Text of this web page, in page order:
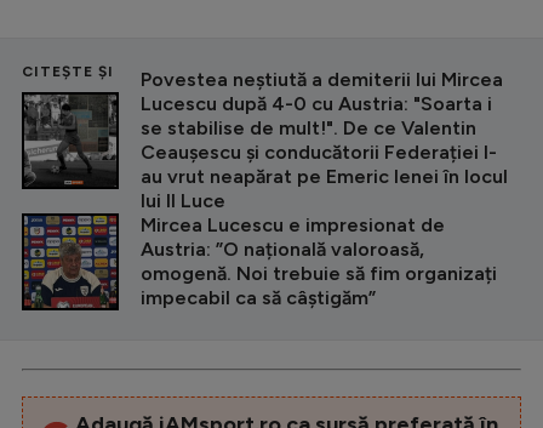
CITEȘTE ȘI
Povestea neștiută a demiterii lui Mircea
Lucescu după 4-0 cu Austria: "Soarta i
se stabilise de mult!". De ce Valentin
Ceaușescu și conducătorii Federației l-
au vrut neapărat pe Emeric Ienei în locul
lui Il Luce
Mircea Lucescu e impresionat de
Austria: ”O națională valoroasă,
omogenă. Noi trebuie să fim organizați
impecabil ca să câștigăm”